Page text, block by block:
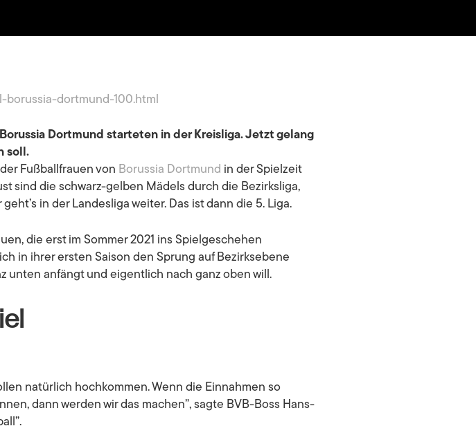
borussia-dortmund-100.html
Dortmund starteten in der Kreisliga. Jetzt gelang
soll.
Fußballfrauen von Borussia Dortmund in der Spielzeit
sind die schwarz-gelben Mädels durch die Bezirksliga,
in der Landesliga weiter. Das ist dann die 5. Liga.
die erst im Sommer 2021 ins Spielgeschehen
in ihrer ersten Saison den Sprung auf Bezirksebene
unten anfängt und eigentlich nach ganz oben will.
natürlich hochkommen. Wenn die Einnahmen so
dann werden wir das machen”, sagte BVB-Boss Hans-